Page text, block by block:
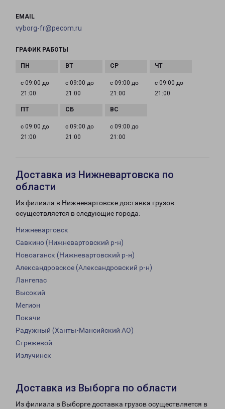
EMAIL
vyborg-fr@pecom.ru
ГРАФИК РАБОТЫ
с 09:00 до
21:00
с 09:00 до
21:00
с 09:00 до
21:00
с 09:00 до
21:00
с 09:00 до
21:00
с 09:00 до
21:00
с 09:00 до
21:00
Доставка из Нижневартовска по
области
Из филиала в Нижневартовске доставка грузов
осуществляется в следующие города:
Нижневартовск
Савкино (Нижневартовский р-н)
Новоаганск (Нижневартовский р-н)
Александровское (Александровский р-н)
Лангепас
Высокий
Мегион
Покачи
Радужный (Ханты-Мансийский АО)
Стрежевой
Излучинск
Доставка из Выборга по области
Из филиала в Выборге доставка грузов осуществляется в